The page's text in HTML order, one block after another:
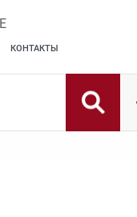
КОНТАКТЫ